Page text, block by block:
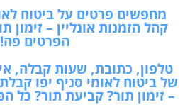
מחפשים פרטים על ביטוח
קהל הזמנות אונליין – זימון
הפרטים
טלפון, כתובת, שעות קבלה,
של ביטוח לאומי סניף יפו
– זימון תור? קביעת תור?